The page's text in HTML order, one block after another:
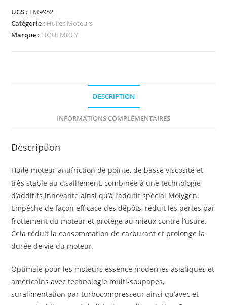
UGS : LM9952
Catégorie : Huiles Moteurs
Marque : LIQUI MOLY
DESCRIPTION
INFORMATIONS COMPLÉMENTAIRES
Description
Huile moteur antifriction de pointe, de basse viscosité et
très stable au cisaillement, combinée à une technologie
d’additifs innovante ainsi qu’à l’additif spécial Molygen.
Empêche de façon efficace des dépôts, réduit les pertes par
frottement du moteur et protège au mieux contre l’usure.
Cela réduit la consommation de carburant et prolonge la
durée de vie du moteur.
Optimale pour les moteurs essence modernes asiatiques et
américains avec technologie multi-soupapes,
suralimentation par turbocompresseur ainsi qu’avec et